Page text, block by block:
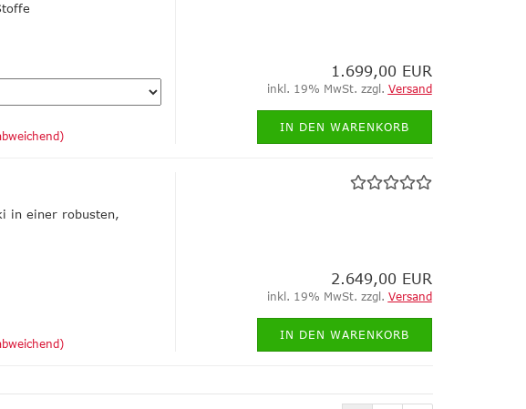
1.699,00 EUR
inkl. 19% MwSt. zzgl. Versand
IN DEN WARENKORB
in einer robusten,
2.649,00 EUR
inkl. 19% MwSt. zzgl. Versand
IN DEN WARENKORB